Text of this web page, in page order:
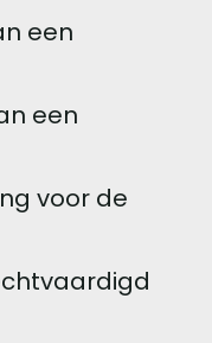
een
een
voor de